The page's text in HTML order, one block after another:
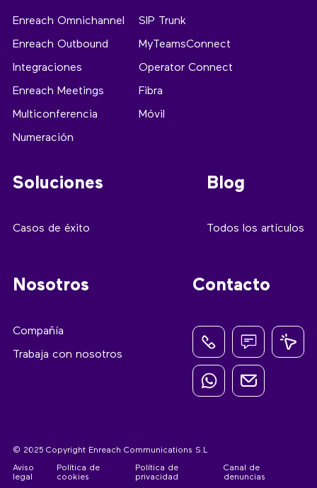
Enreach Omnichannel
Enreach Outbound
Integraciones
Enreach Meetings
Multiconferencia
Numeración
SIP Trunk
MyTeamsConnect
Operator Connect
Fibra
Móvil
Soluciones
Casos de éxito
Blog
Todos los artículos
Nosotros
Compañía
Trabaja con nosotros
Contacto
© 2025 Copyright Enreach Communications S.L
Aviso
legal
Política de
cookies
Política de
privacidad
Canal de
denuncias